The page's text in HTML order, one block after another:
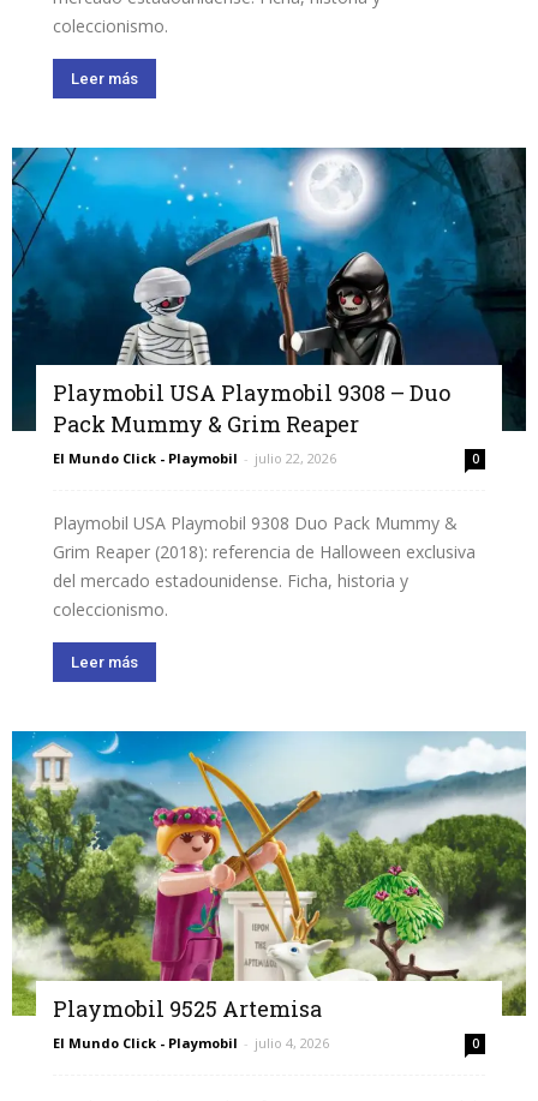
coleccionismo.
Leer más
Playmobil USA Playmobil 9308 – Duo
Pack Mummy & Grim Reaper
El Mundo Click - Playmobil - julio 22, 2026 0
Playmobil USA Playmobil 9308 Duo Pack Mummy &
Grim Reaper (2018): referencia de Halloween exclusiva
del mercado estadounidense. Ficha, historia y
coleccionismo.
Leer más
Playmobil 9525 Artemisa
El Mundo Click - Playmobil - julio 4, 2026 0